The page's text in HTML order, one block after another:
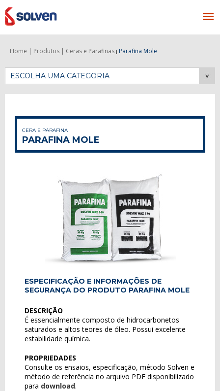
Home | Produtos | Ceras e Parafinas | Parafina Mole
ESCOLHA UMA CATEGORIA
CERA E PARAFINA
PARAFINA MOLE
ESPECIFICAÇÃO E INFORMAÇÕES DE
SEGURANÇA DO PRODUTO PARAFINA MOLE
DESCRIÇÃO
É essencialmente composto de hidrocarbonetos
saturados e altos teores de óleo. Possui excelente
estabilidade química.
PROPRIEDADES
Consulte os ensaios, especificação, método Solven e
método de referência no arquivo PDF disponibilizado
para download.